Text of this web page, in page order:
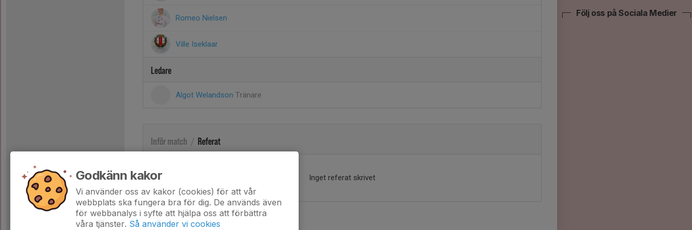
Romeo Nielsen
Ville Iseklaar
Ledare
Algot Welandson Tränare
Inför match / Referat
Inget referat skrivet
Följ oss på Sociala Medier
Godkänn kakor
Vi använder oss av kakor (cookies) för att vår
webbplats ska fungera bra för dig. De används även
för webbanalys i syfte att hjälpa oss att förbättra
våra tjänster. Så använder vi cookies